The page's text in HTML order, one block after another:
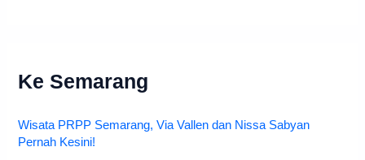
Ke Semarang
Wisata PRPP Semarang, Via Vallen dan Nissa Sabyan
Pernah Kesini!